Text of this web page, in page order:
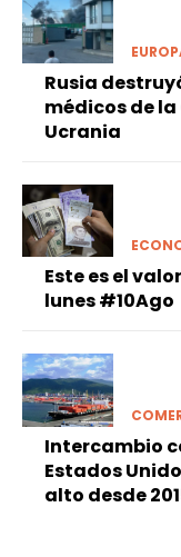
Rusia
médicos de la
Ucrania
Este es el
lunes #10Ago
Intercambio
Estados
alto desde